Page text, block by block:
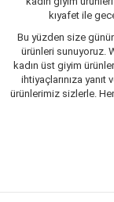
kıyafet ile
Bu yüzden size
ürünleri sunuyoruz.
kadın üst giyim
ihtiyaçlarınıza
ürünlerimiz sizlerle.